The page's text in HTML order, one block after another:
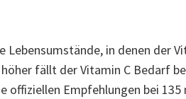
Lebensumstände, in denen der
fällt der Vitamin C Bedarf
offiziellen Empfehlungen bei